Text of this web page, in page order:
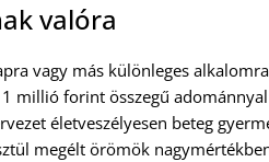
valóra
vagy más különleges
millió forint összegű
életveszélyesen beteg
megélt örömök